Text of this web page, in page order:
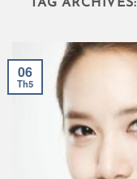
TAG ARCHIVES:
06
Th5